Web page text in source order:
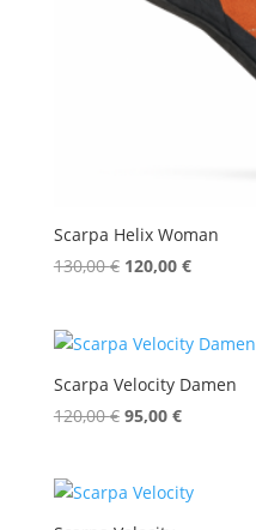
Scarpa Helix Woman
130,00€ Ursprünglicher
130,00 €
120,00 €Aktueller
120,00 €.
Scarpa Velocity Damen
120,00€ Ursprünglicher
120,00 €
95,00 €Aktueller
95,00 €.